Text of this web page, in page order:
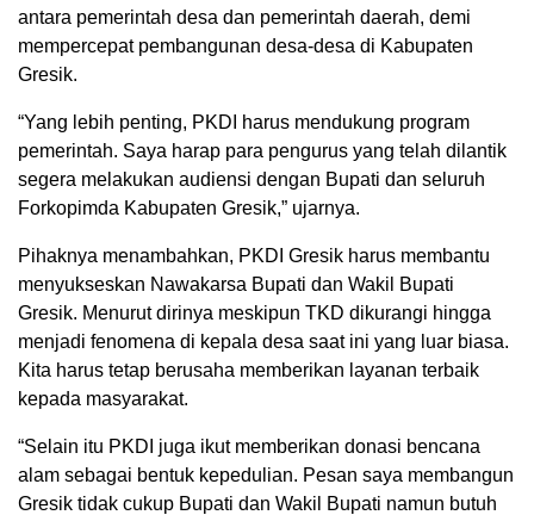
antara pemerintah desa dan pemerintah daerah, demi
mempercepat pembangunan desa-desa di Kabupaten
Gresik.
“Yang lebih penting, PKDI harus mendukung program
pemerintah. Saya harap para pengurus yang telah dilantik
segera melakukan audiensi dengan Bupati dan seluruh
Forkopimda Kabupaten Gresik,” ujarnya.
Pihaknya menambahkan, PKDI Gresik harus membantu
menyukseskan Nawakarsa Bupati dan Wakil Bupati
Gresik. Menurut dirinya meskipun TKD dikurangi hingga
menjadi fenomena di kepala desa saat ini yang luar biasa.
Kita harus tetap berusaha memberikan layanan terbaik
kepada masyarakat.
“Selain itu PKDI juga ikut memberikan donasi bencana
alam sebagai bentuk kepedulian. Pesan saya membangun
Gresik tidak cukup Bupati dan Wakil Bupati namun butuh